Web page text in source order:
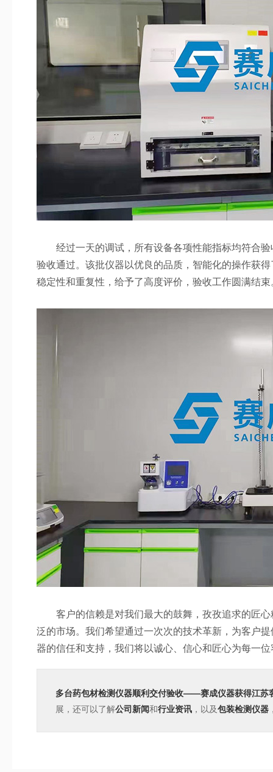
经过一天的调试，所有设备各项性能指标均符合验
验收通过。该批仪器以优良的品质，智能化的操作获
稳定性和重复性，给予了高度评价，验收工作圆满结束
客户的信赖是对我们最大的鼓舞，孜孜追求的匠心
泛的市场。我们希望通过一次次的技术革新，为客户
器的信任和支持，我们将以诚心、信心和匠心为每一
多台药包材检测仪器顺利交付验收——赛成仪器获得江苏
展，还可以了解公司新闻和行业资讯 ，以及包装检测仪器